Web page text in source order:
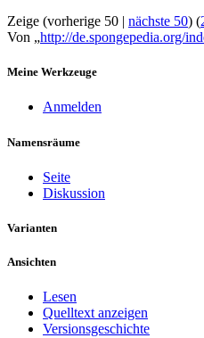
Zeige (vorherige 50 | nächste 50) (
Von „http://de.spongepedia.org/
Meine Werkzeuge
Anmelden
Namensräume
Seite
Diskussion
Varianten
Ansichten
Lesen
Quelltext anzeigen
Versionsgeschichte